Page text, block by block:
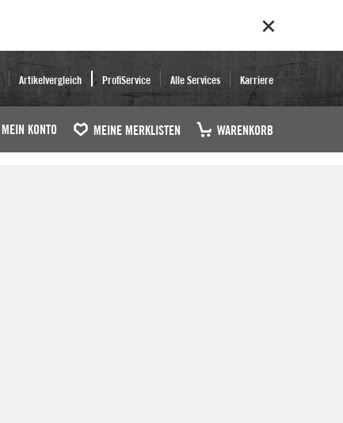
Artikelvergleich ProfiService Alle Services Karriere
MEIN KONTO MEINE MERKLISTEN WARENKORB